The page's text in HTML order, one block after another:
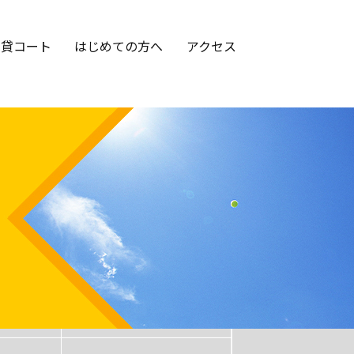
貸コート はじめての方へ アクセス